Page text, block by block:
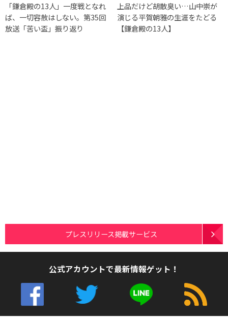
「鎌倉殿の13人」一度戦となれ
ば、一切容赦はしない。第35回
放送「苦い盃」振り返り
上品だけど胡散臭い…山中崇が
演じる平賀朝雅の生涯をたどる
【鎌倉殿の13人】
プレスリリース掲載サービス
公式アカウントで最新情報ゲット！